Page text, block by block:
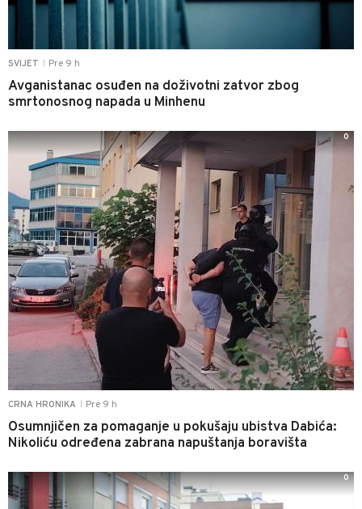
SVIJET Pre 9 h
Avganistanac osuđen na doživotni zatvor zbog
smrtonosnog napada u Minhenu
CRNA HRONIKA Pre 9 h
Osumnjičen za pomaganje u pokušaju ubistva Dabića:
Nikoliću određena zabrana napuštanja boravišta
0
0